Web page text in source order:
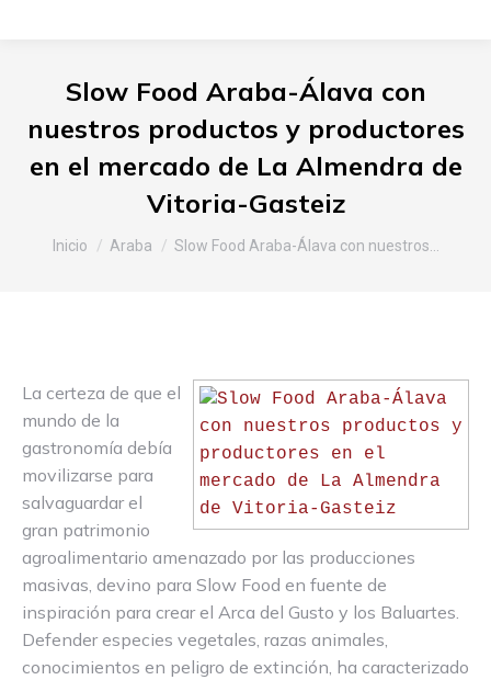
Slow Food Araba-Álava con
nuestros productos y productores
en el mercado de La Almendra de
Vitoria-Gasteiz
Estás aquí:
Inicio Araba Slow Food Araba-Álava con nuestros…
La certeza de que el
mundo de la
gastronomía debía
movilizarse para
salvaguardar el
gran patrimonio
agroalimentario amenazado por las producciones
masivas, devino para Slow Food en fuente de
inspiración para crear el Arca del Gusto y los Baluartes.
Defender especies vegetales, razas animales,
conocimientos en peligro de extinción, ha caracterizado